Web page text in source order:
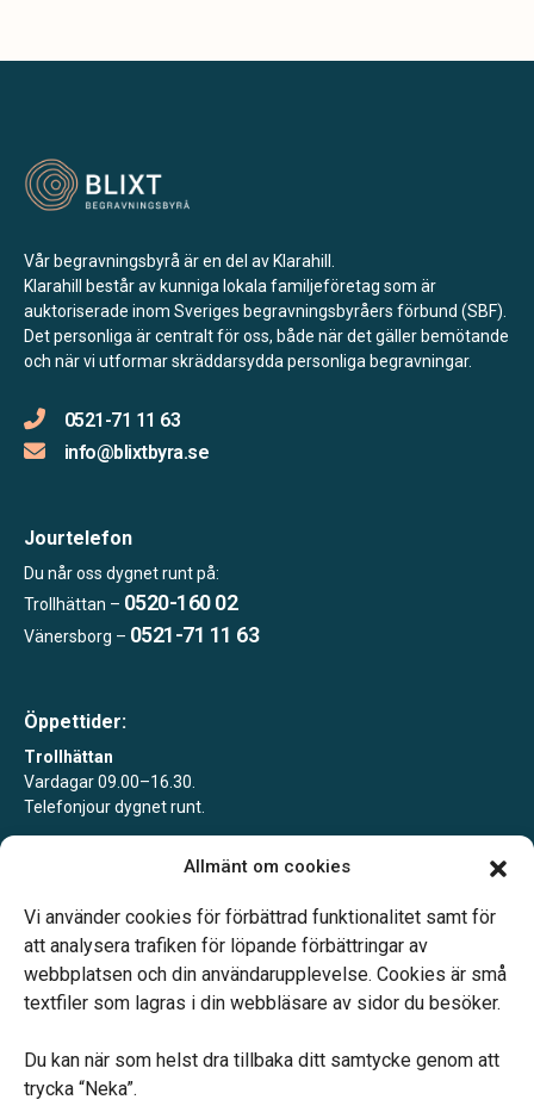
Allmänt om cookies
Vi använder cookies för förbättrad funktionalitet samt för
att analysera trafiken för löpande förbättringar av
webbplatsen och din användarupplevelse. Cookies är små
textfiler som lagras i din webbläsare av sidor du besöker.
Du kan när som helst dra tillbaka ditt samtycke genom att
trycka “Neka”.
Vår begravningsbyrå är en del av Klarahill.
Klarahill består av kunniga lokala familjeföretag som är
auktoriserade inom Sveriges begravningsbyråers förbund (SBF).
Det personliga är centralt för oss, både när det gäller bemötande
och när vi utformar skräddarsydda personliga begravningar.
0521-71 11 63
info@blixtbyra.se
Jourtelefon
Du når oss dygnet runt på:
Trollhättan – 0520-160 02
Vänersborg – 0521-71 11 63
Öppettider:
Trollhättan
Vardagar 09.00–16.30.
Telefonjour dygnet runt.
Telefonjour dygnet runt.
Vårt systerbolag Verahill hjälper dig med familjejuridiken –